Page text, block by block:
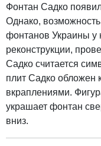
Фонтан Садко
Однако,
фонтанов Украины у
реконструкции,
Садко считается
плит Садко обложен
вкраплениями.
украшает фонтан
вниз.